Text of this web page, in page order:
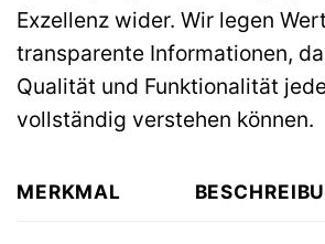
Exzellenz wider. Wir legen
transparente Informationen,
Qualität und Funktionalität
vollständig verstehen können.
MERKMAL